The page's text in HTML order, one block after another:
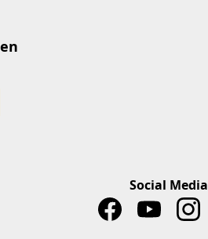
Social Media